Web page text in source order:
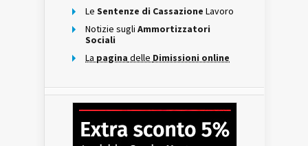
Le Sentenze di Cassazione Lavoro
Notizie sugli Ammortizzatori
Sociali
La pagina delle Dimissioni online